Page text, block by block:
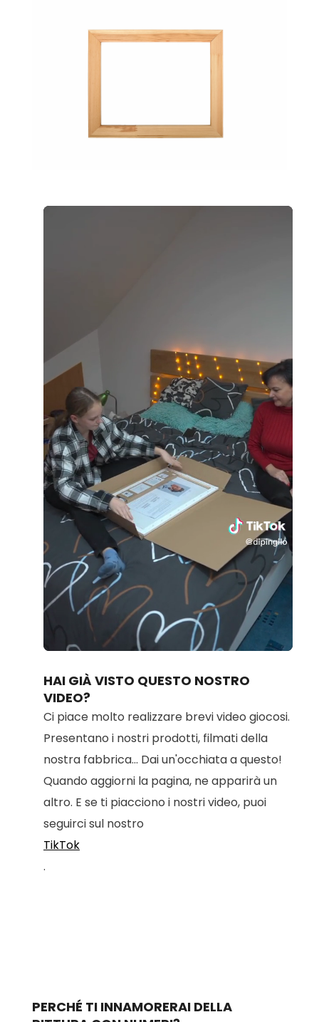
Unmute Loaded
HAI GIÀ VISTO QUESTO NOSTRO
VIDEO?
Ci piace molto realizzare brevi video giocosi.
Presentano i nostri prodotti, filmati della
nostra fabbrica... Dai un'occhiata a questo!
Quando aggiorni la pagina, ne apparirà un
altro. E se ti piacciono i nostri video, puoi
seguirci sul nostro
TikTok
.
PERCHÉ TI INNAMORERAI DELLA